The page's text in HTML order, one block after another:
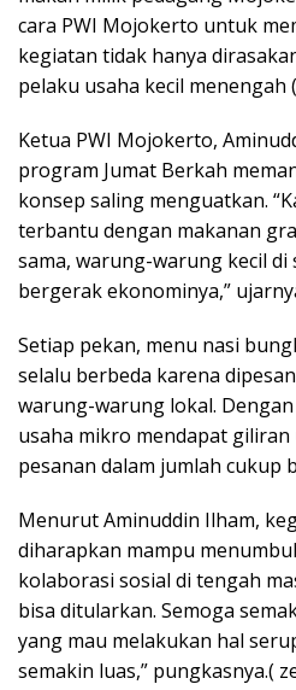
cara PWI Mojokerto untuk
kegiatan tidak hanya
pelaku usaha kecil menengah
Ketua PWI Mojokerto,
program Jumat Berkah
konsep saling menguatkan.
terbantu dengan makanan
sama, warung-warung kecil
bergerak ekonominya,”
Setiap pekan, menu nasi
selalu berbeda karena
warung-warung lokal.
usaha mikro mendapat
pesanan dalam jumlah cukup
Menurut Aminuddin Ilham,
diharapkan mampu
kolaborasi sosial di tengah
bisa ditularkan. Semoga
yang mau melakukan hal
semakin luas,” pungkasnya.(